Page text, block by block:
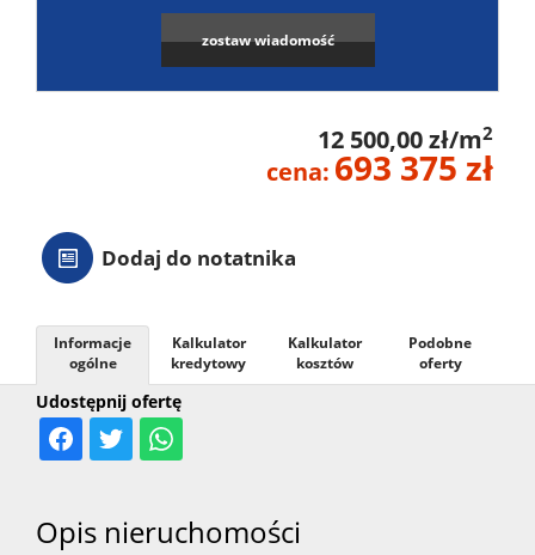
zostaw wiadomość
12 500,00 zł/m2
cena: 693 375 zł
Dodaj do notatnika
Udostępnij ofertę
Informacje
ogólne
Kalkulator
kredytowy
Kalkulator
kosztów
Podobne
oferty
Opis nieruchomości